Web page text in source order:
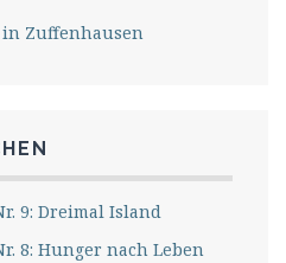
Zuffenhausen
9: Dreimal Island
8: Hunger nach Leben